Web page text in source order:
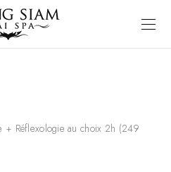
+ Réflexologie au choix 2h (249